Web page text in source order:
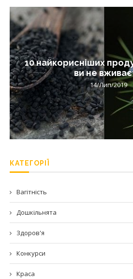
10 найкорисніших
ви не
14/Лип/2019
КАТЕГОРІЇ
Вагітність
Дошкільнята
Здоров'я
Конкурси
Краса